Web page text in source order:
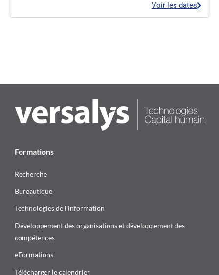
Voir les dates
Formations
Recherche
Bureautique
Technologies de l’information
Développement des organisations et développement des
compétences
eFormations
Télécharger le calendrier